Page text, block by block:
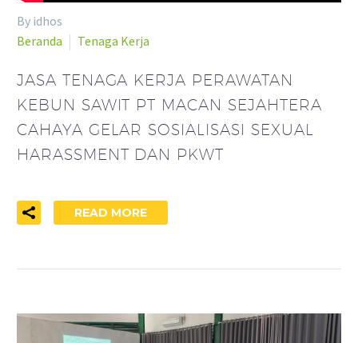
By idhos
Beranda
Tenaga Kerja
JASA TENAGA KERJA PERAWATAN
KEBUN SAWIT PT MACAN SEJAHTERA
CAHAYA GELAR SOSIALISASI SEXUAL
HARASSMENT DAN PKWT
READ MORE